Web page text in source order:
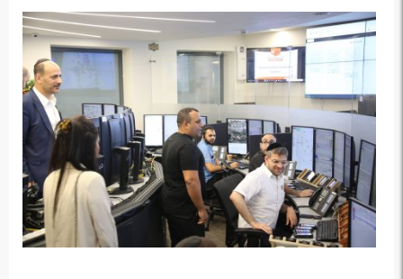
on
Twitter
on
Facebook
on
Google
Plus
by
Email
by